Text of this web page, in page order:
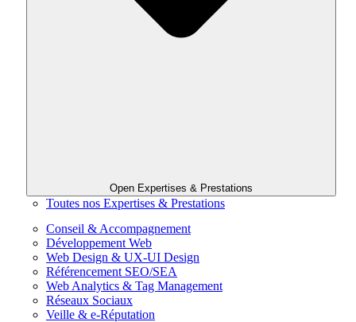
Open Expertises & Prestations
Toutes nos Expertises & Prestations
Conseil & Accompagnement
Développement Web
Web Design & UX-UI Design
Référencement SEO/SEA
Web Analytics & Tag Management
Réseaux Sociaux
Veille & e-Réputation